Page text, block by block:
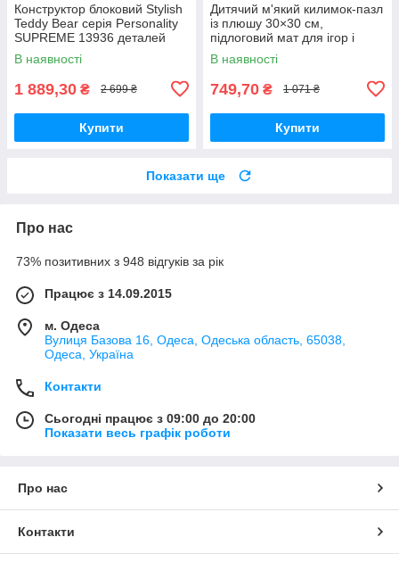
Конструктор блоковий Stylish
Teddy Bear серія Personality
SUPREME 13936 деталей
В наявності
1 889,30 ₴ 2 699 ₴
Купити
Дитячий м'який килимок-пазл
із плюшу 30×30 см,
підлоговий мат для ігор і
повзання, набір 10 шт., білий/
сірий
В наявності
749,70 ₴ 1 071 ₴
Купити
Показати ще
Про нас
73% позитивних з 948 відгуків за рік
Працює з 14.09.2015
м. Одеса
Вулиця Базова 16, Одеса, Одеська область, 65038,
Одеса, Україна
Контакти
Сьогодні працює з 09:00 до 20:00
Показати весь графік роботи
Про нас
Контакти